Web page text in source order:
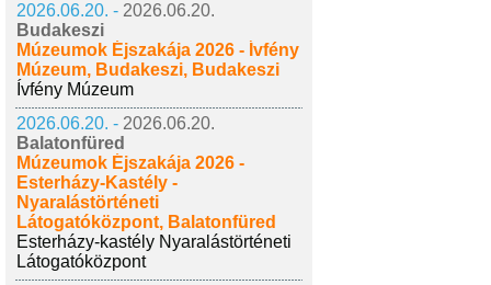
2026.06.20. - 2026.06.20.
Budakeszi
Múzeumok Éjszakája 2026 - Ívfény
Múzeum, Budakeszi, Budakeszi
Ívfény Múzeum
2026.06.20. - 2026.06.20.
Balatonfüred
Múzeumok Éjszakája 2026 -
Esterházy-Kastély -
Nyaralástörténeti
Látogatóközpont, Balatonfüred
Esterházy-kastély Nyaralástörténeti
Látogatóközpont